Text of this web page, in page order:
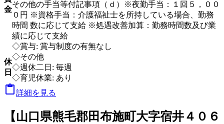
金
その他の手当等付記事項（ｄ）※夜勤手当：１回５，００
０円 ※資格手当：介護福祉士を所持している場合、勤務
時間 数に応じて支給 ※処遇改善加算：勤務時間数及び業
績に応じて支給
◇賞与: 賞与制度の有無なし
休
日
◇その他
◇週休二日: 毎週
◇育児休業: あり
詳細を見る
【山口県熊毛郡田布施町大字宿井４０６